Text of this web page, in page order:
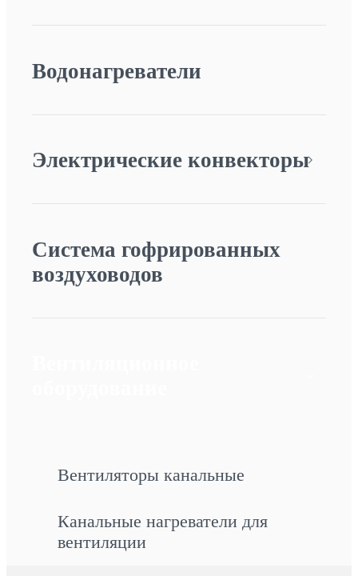
Водонагреватели
Электрические конвекторы
Система гофрированных
воздуховодов
Вентиляторы канальные
Канальные нагреватели для
вентиляции